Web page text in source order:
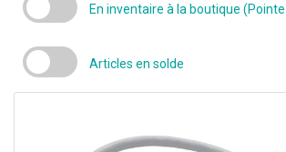
En inventaire à la boutique
Articles en solde